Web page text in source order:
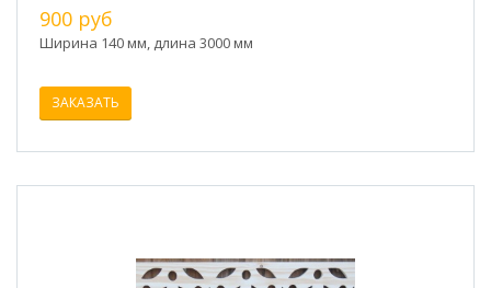
900 руб
Ширина 140 мм, длина 3000 мм
ЗАКАЗАТЬ